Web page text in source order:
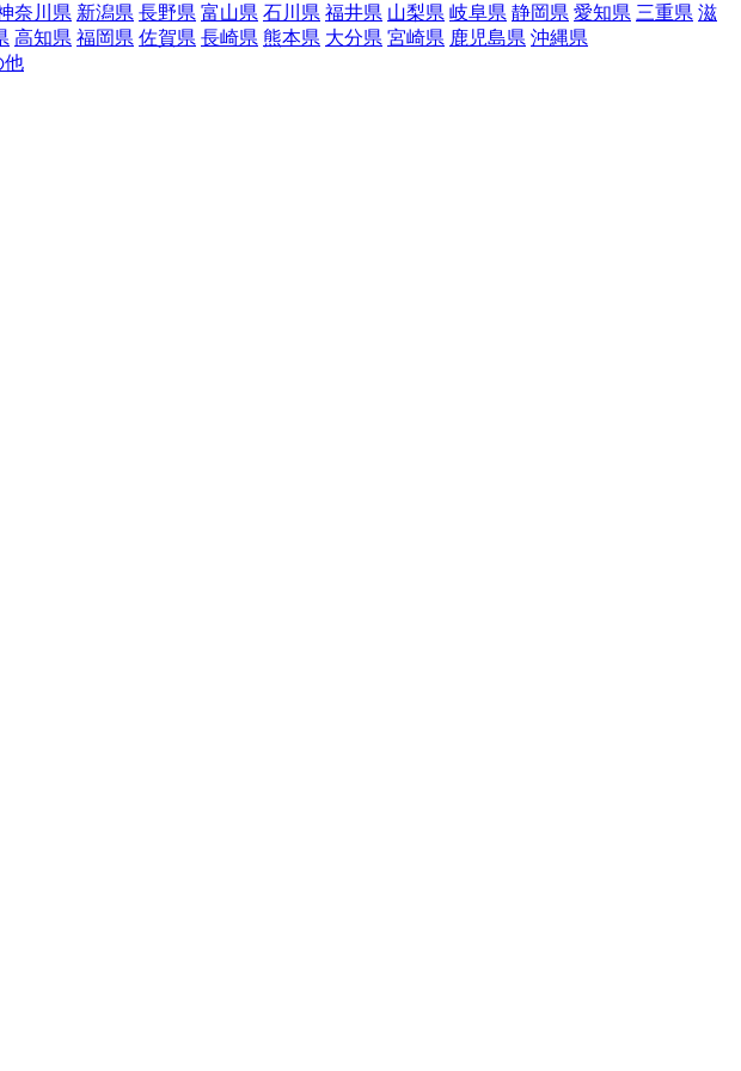
奈川県 新潟県 長野県 富山県 石川県 福井県 山梨県 岐阜県 静岡県 愛知県 三重県 滋
高知県 福岡県 佐賀県 長崎県 熊本県 大分県 宮崎県 鹿児島県 沖縄県
他